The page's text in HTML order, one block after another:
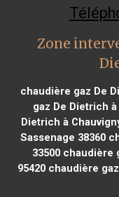
Zone
chaudière gaz De
gaz De Dietrich
Dietrich à
Sassenage 38360
33500 chaudière
95420 chaudière